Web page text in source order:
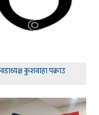
कुशवाहा पक्राउ